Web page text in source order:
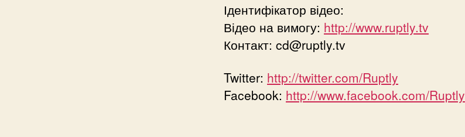
Ідентифікатор відео:
Відео на вимогу: http://www.ruptly.tv
Контакт: cd@ruptly.tv
Twitter: http://twitter.com/Ruptly
Facebook: http://www.facebook.com/Ruptly